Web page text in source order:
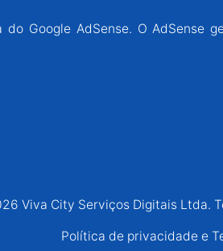
Google AdSense. O AdSense
Viva City Serviços Digitais Ltda.
Política de privacidade e